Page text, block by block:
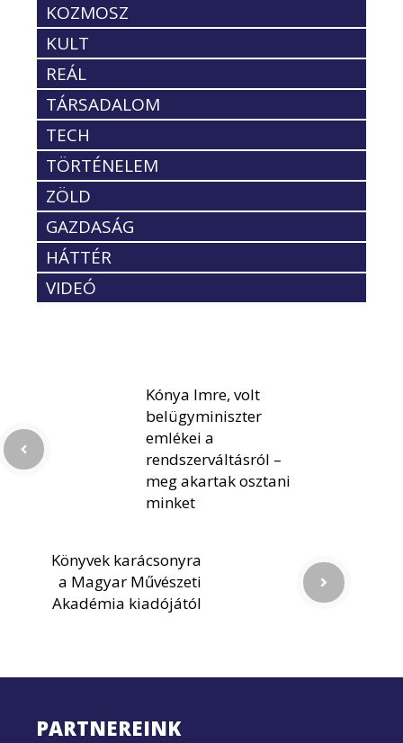
KOZMOSZ
KULT
REÁL
TÁRSADALOM
TECH
TÖRTÉNELEM
ZÖLD
GAZDASÁG
HÁTTÉR
VIDEÓ
Kónya Imre, volt
belügyminiszter
emlékei a
rendszerváltásról –
meg akartak osztani
minket
Könyvek karácsonyra
a Magyar Művészeti
Akadémia kiadójától
PARTNEREINK